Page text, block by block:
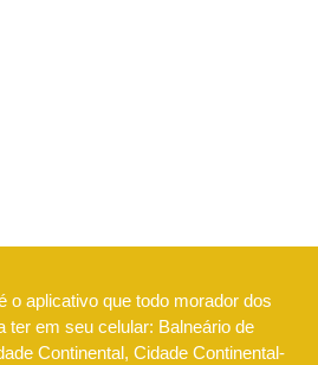
o aplicativo que todo morador dos
ter em seu celular: Balneário de
Continental, Cidade Continental-